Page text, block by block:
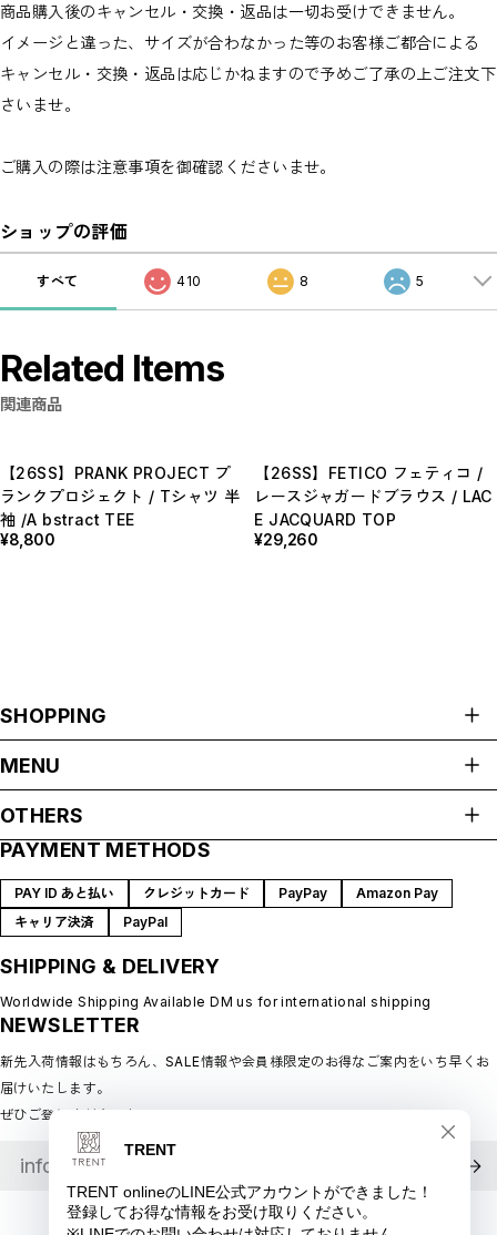
商品購入後のキャンセル・交換・返品は一切お受けできません。
イメージと違った、サイズが合わなかった等のお客様ご都合による
キャンセル・交換・返品は応じかねますので予めご了承の上ご注文下
さいませ。
ご購入の際は注意事項を御確認くださいませ。
ショップの評価
すべて 410 8 5
Related Items
関連商品
【26SS】PRANK PROJECT プ
ランクプロジェクト / Tシャツ 半
袖 /A bstract TEE
¥8,800
【26SS】FETICO フェティコ /
レースジャガードブラウス / LAC
E JACQUARD TOP
¥29,260
SHOPPING
MENU
SHOP GUIDE
BLOG
MEMBERSHIP
LOGIN
OTHERS
プライバシーポリシー
特定商取引法に基づく表記
会員規約
PAYMENT METHODS
PAY ID あと払い クレジットカード PayPay
Amazon Pay
キャリア決済
PayPal
SHIPPING & DELIVERY
Worldwide Shipping Available DM us for international shipping
NEWSLETTER
新先入荷情報はもちろん、SALE情報や会員様限定のお得なご案内をいち早くお
届けいたします。
ぜひご登録ください♪
©︎ TRENT online